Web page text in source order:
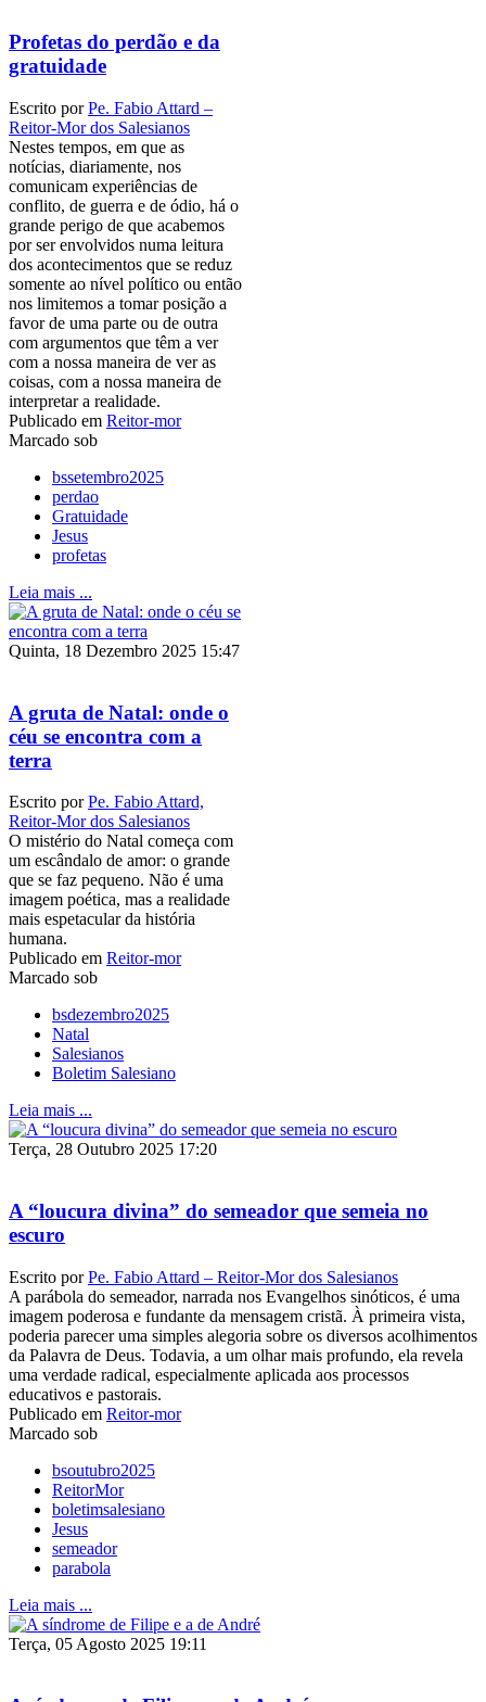
Profetas do perdão e da
gratuidade
Escrito porPe. Fabio Attard –
Reitor-Mor dos Salesianos
Nestes tempos, em que as
notícias, diariamente, nos
comunicam experiências de
conflito, de guerra e de ódio, há o
grande perigo de que acabemos
por ser envolvidos numa leitura
dos acontecimentos que se reduz
somente ao nível político ou então
nos limitemos a tomar posição a
favor de uma parte ou de outra
com argumentos que têm a ver
com a nossa maneira de ver as
coisas, com a nossa maneira de
interpretar a realidade.
Publicado em Reitor-mor
Marcado sob
bssetembro2025
perdao
Gratuidade
Jesus
profetas
Leia mais ...
Quinta, 18 Dezembro 2025 15:47
A gruta de Natal: onde o
céu se encontra com a
terra
Escrito porPe. Fabio Attard,
Reitor-Mor dos Salesianos
O mistério do Natal começa com
um escândalo de amor: o grande
que se faz pequeno. Não é uma
imagem poética, mas a realidade
mais espetacular da história
humana.
Publicado em Reitor-mor
Marcado sob
bsdezembro2025
Natal
Salesianos
Boletim Salesiano
Leia mais ...
Terça, 28 Outubro 2025 17:20
A “loucura divina” do semeador que semeia no
escuro
Escrito porPe. Fabio Attard – Reitor-Mor dos Salesianos
A parábola do semeador, narrada nos Evangelhos sinóticos, é uma
imagem poderosa e fundante da mensagem cristã. À primeira vista,
poderia parecer uma simples alegoria sobre os diversos acolhimentos
da Palavra de Deus. Todavia, a um olhar mais profundo, ela revela
uma verdade radical, especialmente aplicada aos processos
educativos e pastorais.
Publicado em Reitor-mor
Marcado sob
bsoutubro2025
ReitorMor
boletimsalesiano
Jesus
semeador
parabola
Leia mais ...
Terça, 05 Agosto 2025 19:11